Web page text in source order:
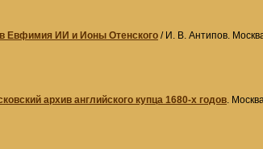
Евфимия ИИ и Ионы Отенского / И. В. Антипов.
архив английского купца 1680-х годов .